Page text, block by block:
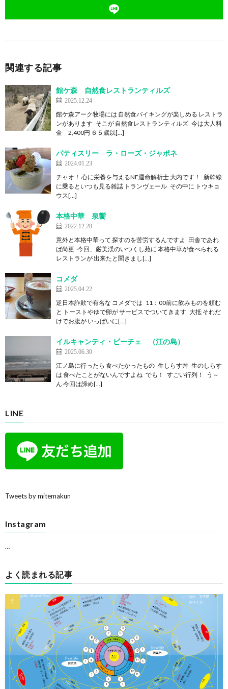
関連する記事
館ケ森 自然食レストランティルズ
2025.12.24
館ケ森アーク牧場には 自然食バイキングが楽しめる レストラ
ンがあります そこが 自然食レストランティルズ 今は大人料
金 2,400円 ６５歳以[…]
パティスリー ラ・ローズ・ジャポネ
2024.01.23
チャオ！ 心に栄養を与えるNE運命解析士 大内です！ 新幹線
に乗るといつも見る雑誌 トランヴェール その中に トウキョ
ウス[…]
本格中華 泉饗
2022.12.28
意外と本格中華って 探すのを苦労するんですよ 田舎であれ
ば尚更 今回、厳美渓のいつくし苑に 本格中華が食べられる
レストランが 出来たと聞きまし[…]
コメダ
2025.04.22
逆日本詐欺で有名な コメダでは 11：00前に飲みものを頼む
と トーストやゆで卵が サービスでついてきます 大抵 それだ
けでお腹が いっぱいに[…]
イルキャンティ・ビーチェ （江の島）
2025.06.30
江ノ島に行ったら 食べたかったもの 生しらす丼 生のしらす
は 食べたことがないんですよね でも！ すごい行列！ う～
ん 今回は諦め[…]
LINE
Tweets by mitemakun
Instagram
…
よく読まれる記事